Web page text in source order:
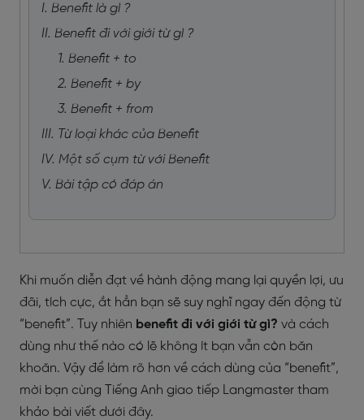
I. Benefit là gì ?
II. Benefit đi với giới từ gì ?
1. Benefit + to
2. Benefit + by
3. Benefit + from
III. Từ loại khác của Benefit
IV. Một số cụm từ với Benefit
V. Bài tập có đáp án
Khi muốn diễn đạt về hành động mang lại quyền lợi, ưu
đãi, tích cực, ắt hẳn bạn sẽ suy nghĩ ngay đến động từ
“benefit”. Tuy nhiên benefit đi với giới từ gì? và cách
dùng như thế nào có lẽ không ít bạn vẫn còn băn
khoăn. Vậy để làm rõ hơn về cách dùng của “benefit”,
mời bạn cùng Tiếng Anh giao tiếp Langmaster tham
khảo bài viết dưới đây.